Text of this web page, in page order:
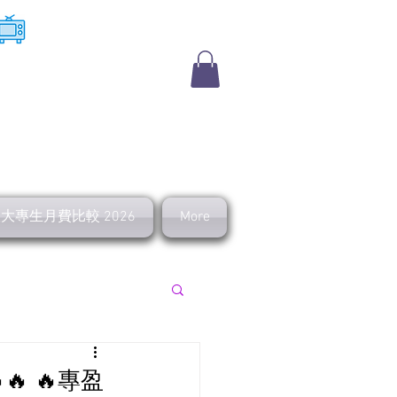
專生月費比較 2026 More
行 寬頻優惠
🔥專盈